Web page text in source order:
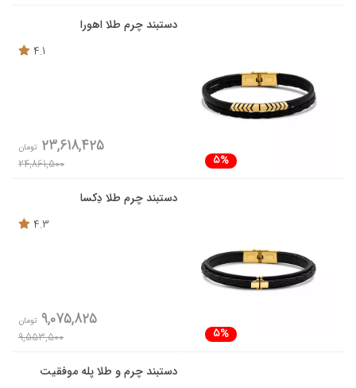
دستبند چرم طلا اهورا
4.1
5%
23,618,425 تومان
24,861,500
دستبند چرم طلا دِکسا
4.3
5%
9,075,825 تومان
9,553,500
دستبند چرم و طلا پله موفقیت